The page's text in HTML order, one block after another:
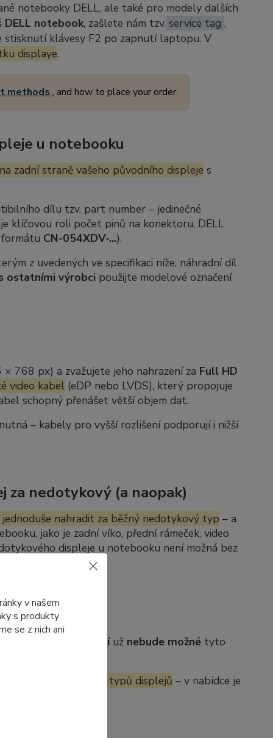
notebooky DELL, ale také pro modely dalších
DELL notebook, zašlete nám tzv. service tag ,
stisknutí klávesy F2 po zapnutí laptopu. V
displaye.
methods , and how to place your order.
u notebooku
zadní straně vašeho původního displeje s
dílu tzv. part number– jedinečné
klíčovou roli počet pinů na konektoru, DELL
CN-054XDV-...).
z uvedených ve specifikaci níže, náhradní díl
ostatními výrobci použijte modelové označení
768 px) a zvažujete jeho nahrazení za Full HD
video kabel (eDP nebo LVDS), který propojuje
schopný přenášet větší objem dat.
– kabely pro vyšší rozlišení podporují i nižší
za nedotykový (a naopak)
jednoduše nahradit za běžný nedotykový typ – a
jako je zadní víko, přední rámeček, video
displeje u notebooku není možná bez
Po jejich vyprodáníuž nebude možné tyto
se dostupnosti jiných typů displejů – v nabídce je
v našem
s produkty
se z nich ani